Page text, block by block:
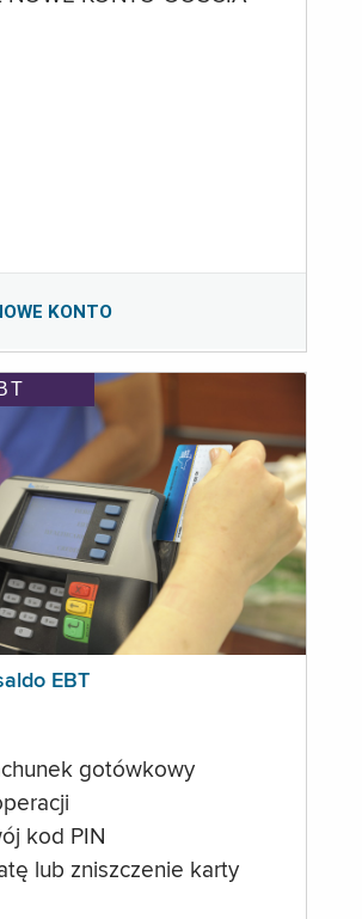
KONTO
EBT
gotówkowy
kod PIN
lub zniszczenie karty